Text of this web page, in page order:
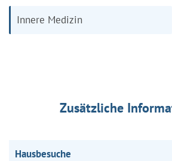
Innere Medizin
Zusätzliche
Hausbesuche